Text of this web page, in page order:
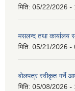
मिति: 05/22/2026 -
मसलन्द तथा कार्यालय
मिति: 05/21/2026 -
बोलपत्र स्वीकृत गर्ने
मिति: 05/08/2026 -